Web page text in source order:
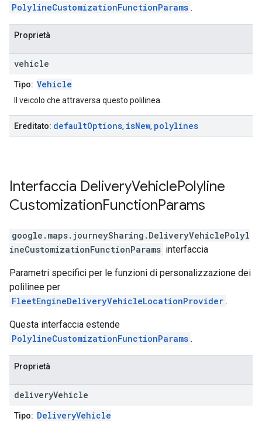
PolylineCustomizationFunctionParams .
Proprietà
vehicle
Tipo: Vehicle
Il veicolo che attraversa questo polilinea.
Ereditato: defaultOptions, isNew, polylines
Interfaccia DeliveryVehiclePolyline
CustomizationFunctionParams
google.maps.journeySharing . DeliveryVehiclePolyl
ineCustomizationFunctionParams interfaccia
Parametri specifici per le funzioni di personalizzazione dei
polilinee per
FleetEngineDeliveryVehicleLocationProvider .
Questa interfaccia estende
PolylineCustomizationFunctionParams .
Proprietà
deliveryVehicle
Tipo: DeliveryVehicle